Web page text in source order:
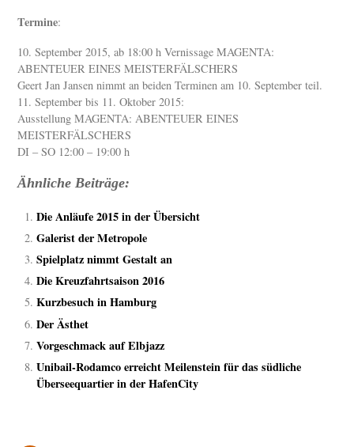
Termine:
10. September 2015, ab 18:00 h Vernissage MAGENTA:
ABENTEUER EINES MEISTERFÄLSCHERS
Geert Jan Jansen nimmt an beiden Terminen am 10. September teil.
11. September bis 11. Oktober 2015:
Ausstellung MAGENTA: ABENTEUER EINES
MEISTERFÄLSCHERS
DI – SO 12:00 – 19:00 h
Ähnliche Beiträge:
Die Anläufe 2015 in der Übersicht
Galerist der Metropole
Spielplatz nimmt Gestalt an
Die Kreuzfahrtsaison 2016
Kurzbesuch in Hamburg
Der Ästhet
Vorgeschmack auf Elbjazz
Unibail-Rodamco erreicht Meilenstein für das südliche
Überseequartier in der HafenCity